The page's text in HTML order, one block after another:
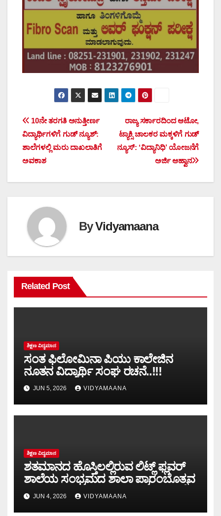
Post
navigation
ರಾಜ್ಯ ಸರ್ಕಾರದಿಂದ ಆಟೋ,
ಟ್ಯಾಕ್ಸಿ ಚಾಲಕರ ಮಕ್ಕಳಿಗೆ ಗುಡ್
ನ್ಯೂಸ್: ‘ವಿದ್ಯಾನಿಧಿ’ ಯೋಜನೆಗೆ
ಅರ್ಜಿ ಆಹ್ವಾನ
10ನೇ ತರಗತಿ ಅನುತ್ತೀರ್ಣ
ವಿದ್ಯಾರ್ಥಿಗಳಿಗೆ ಗುಡ್ ನ್ಯೂಶ್:
ಶಾಲೆಗಳಲ್ಲಿ ಮರು ದಾಖಲಾತಿಗೆ
ಅವಕಾಶ
ByVidyamaana
Related Post
ಶಿಕ್ಷಣ ವಿದ್ಯಮಾನ
ಸಂತ ಫಿಲೋಮಿನಾ ಪಿಯು ಕಾಲೇಜಿನ
ನೂತನ ವಿದ್ಯಾರ್ಥಿ ಸಂಘ ರಚನೆ..!!!
JUN 5, 2026 VIDYAMAANA
ಶಿಕ್ಷಣ ವಿದ್ಯಮಾನ
ಶತಮಾನದ ಹೊಸ್ತಿಲಲ್ಲಿರುವ ಲಿಟ್ಲ್ ಫ್ಲವರ್
ಶಾಲೆಯ ಸಂಭ್ರಮದ ಶಾಲಾ ಪ್ರಾರಂಬೊತ್ಸವ
JUN 4, 2026 VIDYAMAANA